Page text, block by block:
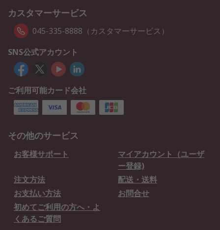
カスタマーサービス
045-335-8888（カスタマーサービス）
SNS公式アカウント
ご利用可能カード会社
その他のサービス
お客様サポート
マイアカウント（ユーザ
ー登録)
注文方法
配送・送料
お支払い方法
お問合せ
初めてご利用の方へ・よ
くあるご質問